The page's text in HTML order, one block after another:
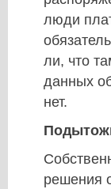
люди
ли, что
данных
нет.
решения